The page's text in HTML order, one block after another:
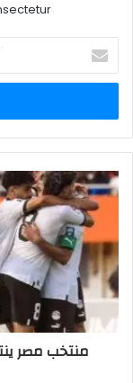
أدخل
بريدك
الإلكتروني